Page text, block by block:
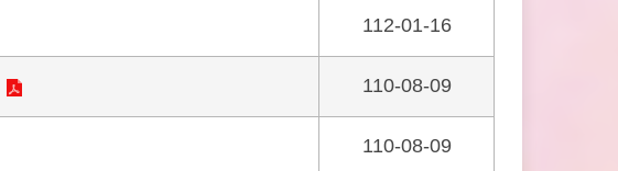
112-01-16
110-08-09
110-08-09